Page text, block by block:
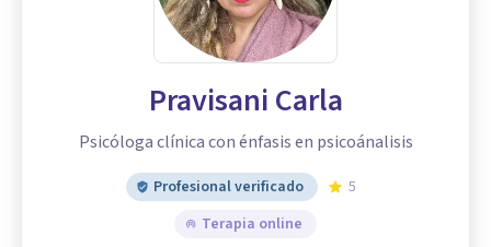
Pravisani Carla
Psicóloga clínica con énfasis en psicoánalisis
Profesional verificado
5
Terapia online